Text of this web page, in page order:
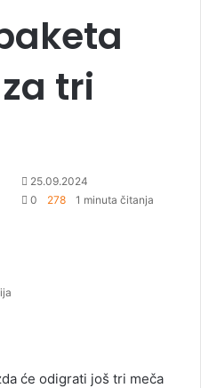
tri
25.09.2024
0
278 1 minuta čitanja
će odigrati još tri meča